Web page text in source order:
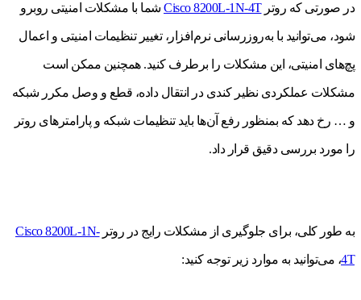
در صورتی که روترCisco 8200L-1N-4T شما با مشکلات امنیتی روبرو
شود، می‌توانید با به‌روزرسانی نرم‌افزار، تغییر تنظیمات امنیتی و اعمال
پچ‌های امنیتی، این مشکلات را برطرف کنید. همچنین ممکن است
مشکلات عملکردی نظیر کندی در انتقال داده، قطع و وصل مکرر شبکه
و … رخ دهد که بمنظور رفع آن‌ها باید تنظیمات شبکه و پارامترهای روتر
را مورد بررسی دقیق قرار داد.
به طور کلی، برای جلوگیری از مشکلات رایج در روترCisco 8200L-1N-
4T، می‌توانید به موارد زیر توجه کنید: